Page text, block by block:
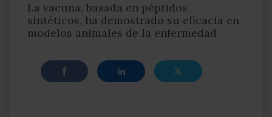
La vacuna, basada en péptidos
sintéticos, ha demostrado su eficacia en
modelos animales de la enfermedad